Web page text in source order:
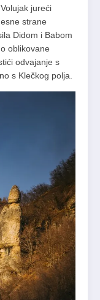
jureći
strane
Didom i Babom
oblikovane
odvajanje s
s Klečkog polja.